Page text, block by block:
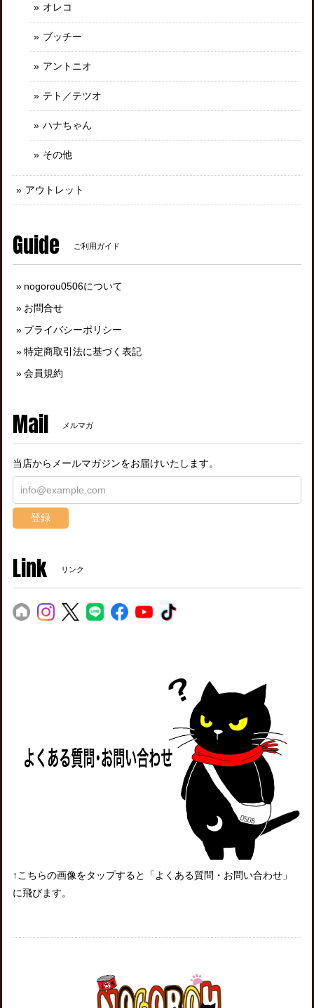
オレコ
ブッチー
アントニオ
テト／テツオ
ハナちゃん
その他
アウトレット
Guide ご利用ガイド
nogorou0506について
お問合せ
プライバシーポリシー
特定商取引法に基づく表記
会員規約
Mail メルマガ
当店からメールマガジンをお届けいたします。
登録
Link リンク
↑こちらの画像をタップすると「よくある質問・お問い合わせ」
に飛びます。